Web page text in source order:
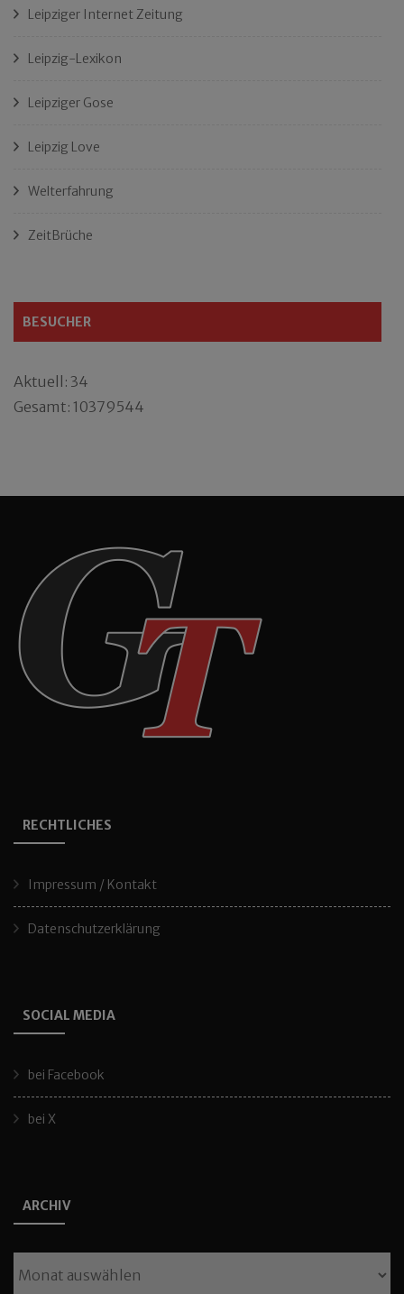
Leipziger Internet Zeitung
Leipzig-Lexikon
Leipziger Gose
Leipzig Love
Welterfahrung
ZeitBrüche
BESUCHER
Aktuell: 34
Gesamt: 10379544
RECHTLICHES
Impressum / Kontakt
Datenschutzerklärung
SOCIAL MEDIA
bei Facebook
bei X
ARCHIV